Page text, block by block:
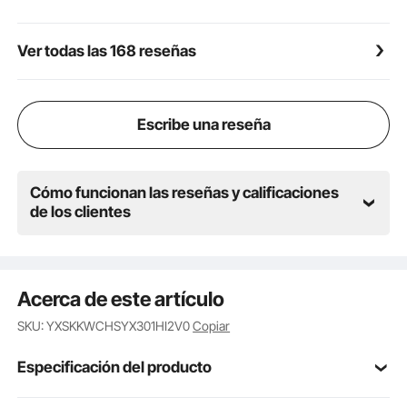
abierto. A menudo se utiliza al aire libre para
Ver todas las 168 reseñas
Escribe una reseña
Cómo funcionan las reseñas y calificaciones
de los clientes
Acerca de este artículo
SKU: YXSKKWCHSYX301HI2V0Copiar
Especificación del producto